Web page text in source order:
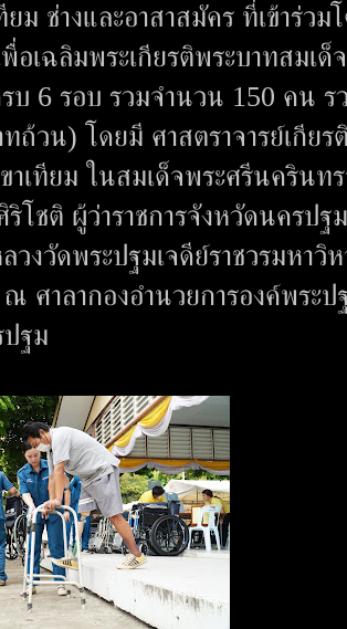
ช่างและอาสาสมัคร ที่เข้าร่วม
เฉลิมพระเกียรติพระบาทสมเด็จ
บ 6 รอบ รวมจำนวน 150 คน
วน) โดยมี ศาสตราจารย์เกีย
เทียม ในสมเด็จพระศรีนครินท
โชติ ผู้ว่าราชการจังหวัดนครป
วงวัดพระปฐมเจดีย์ราชวรมหาวิ
ศาลากองอำนวยการองค์พระป
ปฐม